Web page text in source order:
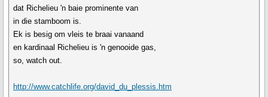
dat Richelieu 'n baie prominente van
in die stamboom is.
Ek is besig om vleis te braai vanaand
en kardinaal Richelieu is 'n genooide gas,
so, watch out.
http://www.catchlife.org/david_du_plessis.htm